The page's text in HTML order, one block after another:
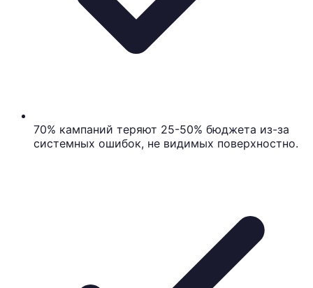
70% кампаний теряют 25-50% бюджета из-за
системных ошибок, не видимых поверхностно.